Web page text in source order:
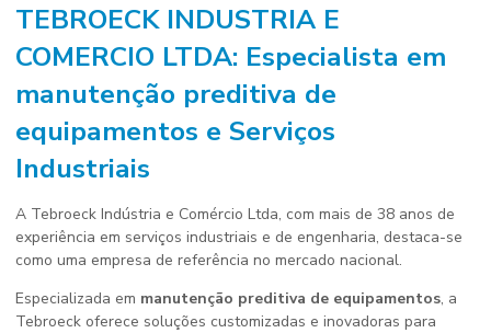
TEBROECK INDUSTRIA E
COMERCIO LTDA: Especialista em
manutenção preditiva de
equipamentos e Serviços
Industriais
A Tebroeck Indústria e Comércio Ltda, com mais de 38 anos de
experiência em serviços industriais e de engenharia, destaca-se
como uma empresa de referência no mercado nacional.
Especializada em manutenção preditiva de equipamentos, a
Tebroeck oferece soluções customizadas e inovadoras para